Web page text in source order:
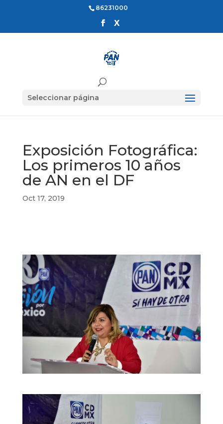
86231000
Seleccionar página
Exposición Fotográfica:
Los primeros 10 años
de AN en el DF
Oct 17, 2019